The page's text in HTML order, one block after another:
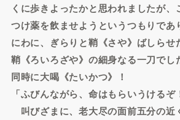
くに歩きよったかと思われましたが
つけ薬を飲ませようというつもりで
にわに、ぎらりと鞘《さや》ばしらせ
鞘《ろいろざや》の細身なる一刀でし
同時に大喝《たいかつ》！
「ふびんながら、命はもらいうけるぞ
叫びざまに、老大尽の面前五分の近